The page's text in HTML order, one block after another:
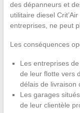
des dépanneurs et
utilitaire diesel
entreprises, ne peut
Les conséquences
Les entreprises
de leur flotte vers
délais de livraison
Les garages
de leur clientèle